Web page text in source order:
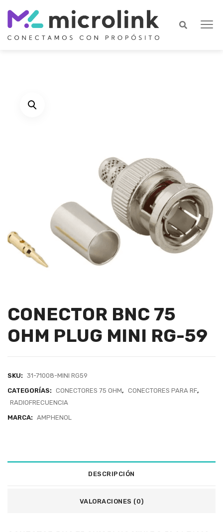
CONECTOR BNC 75
OHM PLUG MINI RG-59
SKU: 31-71008-MINI RG59
CATEGORÍAS: CONECTORES 75 OHM, CONECTORES PARA RF,
RADIOFRECUENCIA
MARCA: AMPHENOL
DESCRIPCIÓN
VALORACIONES (0)